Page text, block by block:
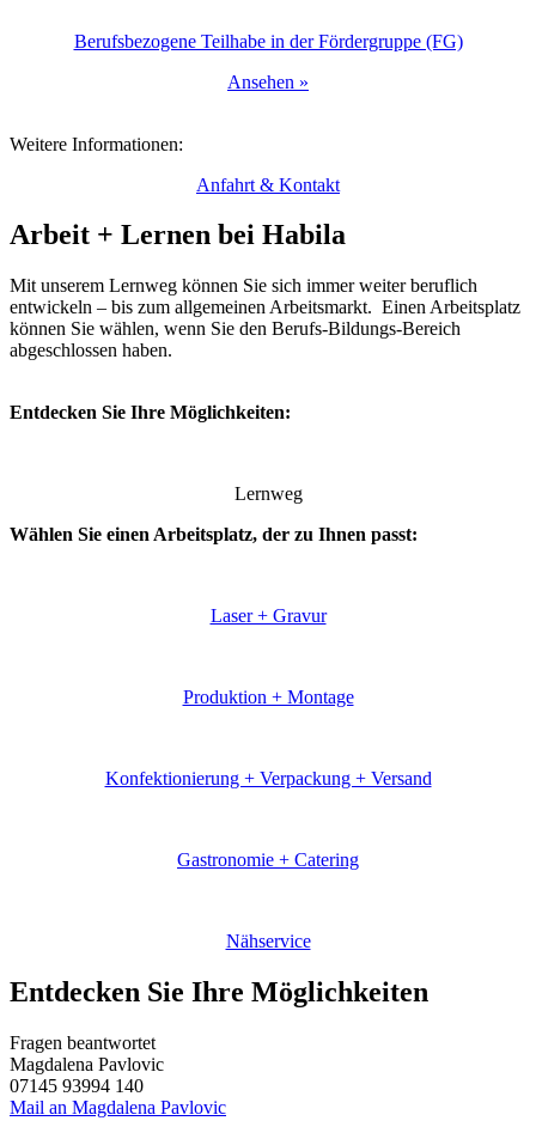
Berufsbezogene Teilhabe in der Fördergruppe (FG)
Ansehen »
Weitere Informationen:
Anfahrt & Kontakt
Arbeit + Lernen bei Habila
Mit unserem Lernweg können Sie sich immer weiter beruflich
entwickeln – bis zum allgemeinen Arbeitsmarkt. Einen Arbeitsplatz
können Sie wählen, wenn Sie den Berufs-Bildungs-Bereich
abgeschlossen haben.
Entdecken Sie Ihre Möglichkeiten:
Lernweg
Wählen Sie einen Arbeitsplatz, der zu Ihnen passt:
Laser + Gravur
Produktion + Montage
Konfektionierung + Verpackung + Versand
Gastronomie + Catering
Nähservice
Entdecken Sie Ihre Möglichkeiten
Fragen beantwortet
Magdalena Pavlovic
07145 93994 140
Mail an Magdalena Pavlovic